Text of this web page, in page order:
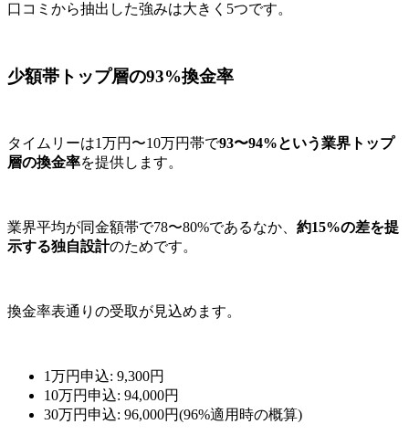
口コミから抽出した強みは大きく5つです。
少額帯トップ層の93%換金率
タイムリーは1万円〜10万円帯で93〜94%という業界トップ
層の換金率を提供します。
業界平均が同金額帯で78〜80%であるなか、 約15%の差を提
示する独自設計のためです。
換金率表通りの受取が見込めます。
1万円申込: 9,300円
10万円申込: 94,000円
30万円申込: 96,000円(96%適用時の概算)